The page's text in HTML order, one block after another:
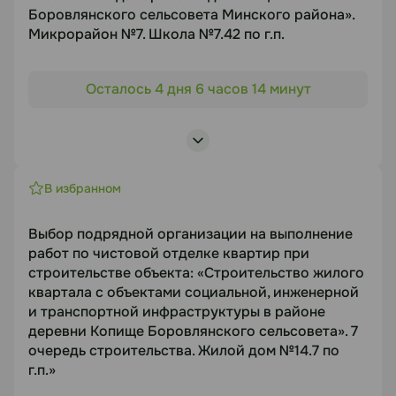
Документация
Боровлянского сельсовета Минского района».
Микрорайон №7. Школа №7.42 по г.п.
«Строительство жилого района с инженерно-
социально-гарантируемого обслуживания
Боровлянского сельсовета Минского района».
Предмет торгов
Кухонное оборудование для школы 7.42 Новая
Боровая
Срок подачи
14.08.2026
Осталось 4 дня 6 часов 14 минут
Выбор подрядной организации на выполнение
работ по чистовой отделке квартир при
строительстве объекта: «Строительство жилого
квартала с объектами социальной, инженерной
и транспортной инфраструктуры в районе
деревни Копище Боровлянского сельсовета». 7
очередь строительства. Жилой дом №14.7 по
г.п.»
В избранном